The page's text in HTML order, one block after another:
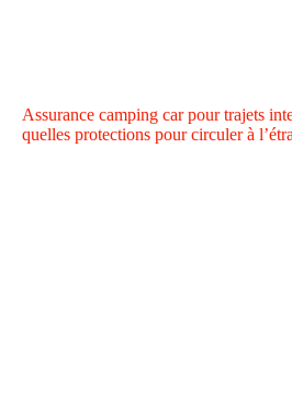
Assurance camping car pour trajets
quelles protections pour circuler à